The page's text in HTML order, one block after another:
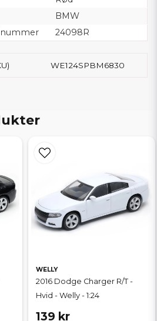
BMW
24098R
WE124SPBM6830
WELLY
2016 Dodge Charger R/T -
Hvid - Welly - 1:24
139 kr